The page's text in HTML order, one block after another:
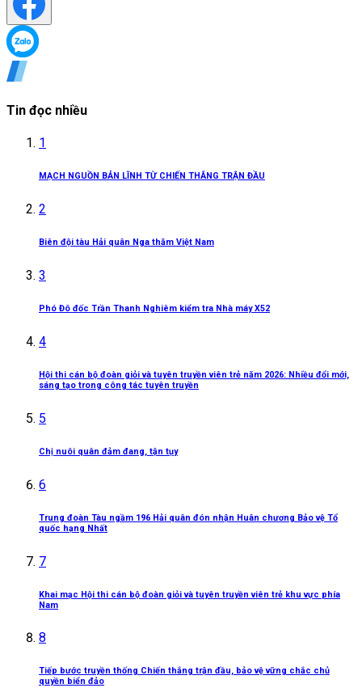
Tin đọc nhiều
1
MẠCH NGUỒN BẢN LĨNH TỪ CHIẾN THẮNG TRẬN ĐẦU
2
Biên đội tàu Hải quân Nga thăm Việt Nam
3
Phó Đô đốc Trần Thanh Nghiêm kiểm tra Nhà máy X52
4
Hội thi cán bộ đoàn giỏi và tuyên truyền viên trẻ năm 2026: Nhiều đổi mới,
sáng tạo trong công tác tuyên truyền
5
Chị nuôi quân đảm đang, tận tụy
6
Trung đoàn Tàu ngầm 196 Hải quân đón nhận Huân chương Bảo vệ Tổ
quốc hạng Nhất
7
Khai mạc Hội thi cán bộ đoàn giỏi và tuyên truyền viên trẻ khu vực phía
Nam
8
Tiếp bước truyền thống Chiến thắng trận đầu, bảo vệ vững chắc chủ
quyền biển đảo